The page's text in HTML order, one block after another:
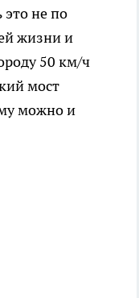
это не по
жизни и
50 км/ч
мост
можно и